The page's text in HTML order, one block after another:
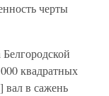
черты
квадратных
вал в сажень